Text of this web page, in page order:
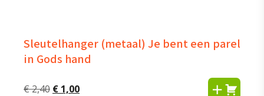
Sleutelhanger (metaal) Je bent een parel
in Gods hand
€2,40 Oorspronkelijke
€ 1,00Huidige